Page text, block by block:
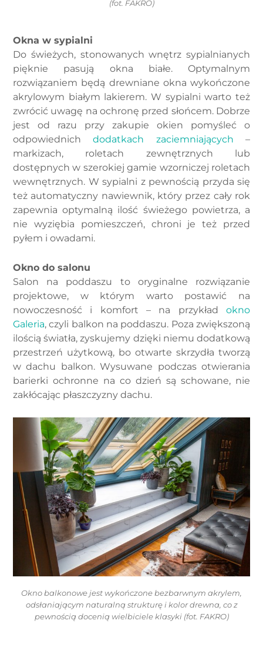
(fot. FAKRO)
Okna w sypialni
Do świeżych, stonowanych wnętrz sypialnianych
pięknie pasują okna białe. Optymalnym
rozwiązaniem będą drewniane okna wykończone
akrylowym białym lakierem. W sypialni warto też
zwrócić uwagę na ochronę przed słońcem. Dobrze
jest od razu przy zakupie okien pomyśleć o
odpowiednichdodatkach zaciemniających –
markizach, roletach zewnętrznych lub
dostępnych w szerokiej gamie wzorniczej roletach
wewnętrznych. W sypialni z pewnością przyda się
też automatyczny nawiewnik, który przez cały rok
zapewnia optymalną ilość świeżego powietrza, a
nie wyziębia pomieszczeń, chroni je też przed
pyłem i owadami.
Okno do salonu
Salon na poddaszu to oryginalne rozwiązanie
projektowe, w którym warto postawić na
nowoczesność i komfort – na przykład okno
Galeria, czyli balkon na poddaszu. Poza zwiększoną
ilością światła, zyskujemy dzięki niemu dodatkową
przestrzeń użytkową, bo otwarte skrzydła tworzą
w dachu balkon. Wysuwane podczas otwierania
barierki ochronne na co dzień są schowane, nie
zakłócając płaszczyzny dachu.
Okno balkonowe jest wykończone bezbarwnym akrylem,
odsłaniającym naturalną strukturę i kolor drewna, co z
pewnością docenią wielbiciele klasyki (fot. FAKRO)